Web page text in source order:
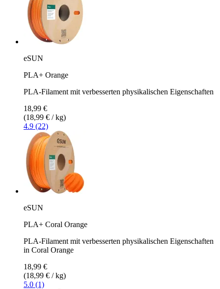
eSUN
PLA+ Orange
PLA-Filament mit verbesserten physikalischen Eigenschaften
18,99 €
(18,99 € / kg)
4.9 (22)
eSUN
PLA+ Coral Orange
PLA-Filament mit verbesserten physikalischen Eigenschaften
in Coral Orange
18,99 €
(18,99 € / kg)
5.0 (1)